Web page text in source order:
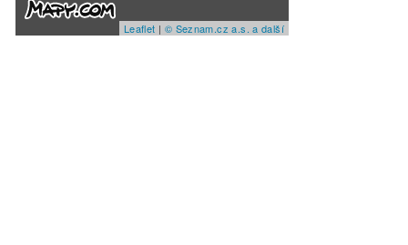
Leaflet | © Seznam.cz a.s. a další